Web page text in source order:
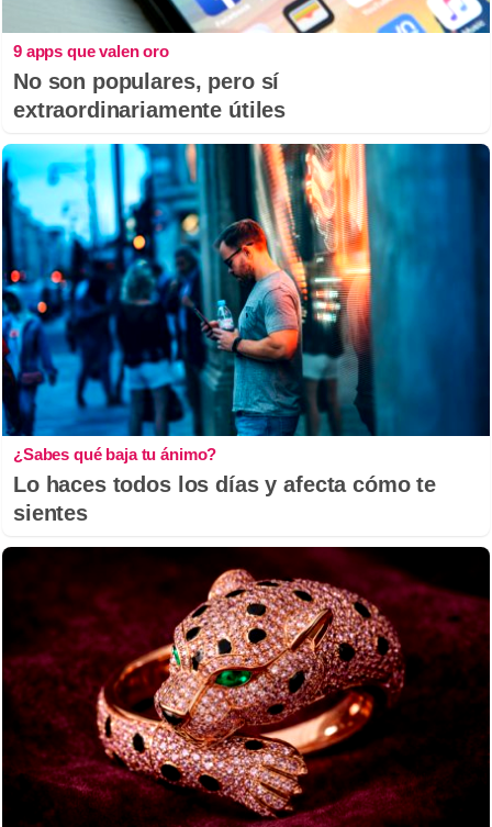
9 apps que valen oro
No son populares, pero sí
extraordinariamente útiles
¿Sabes qué baja tu ánimo?
Lo haces todos los días y afecta cómo te
sientes